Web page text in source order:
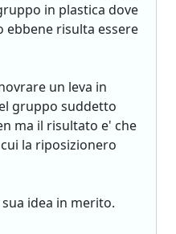
in plastica dove
ebbene risulta essere
un leva in
gruppo suddetto
ma il risultato e' che
la riposizionero
idea in merito.